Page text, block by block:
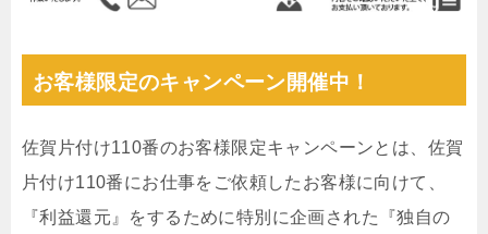
お客様限定のキャンペーン開催中！
佐賀片付け110番のお客様限定キャンペーンとは、佐賀
片付け110番にお仕事をご依頼したお客様に向けて、
『利益還元』をするために特別に企画された『独自の